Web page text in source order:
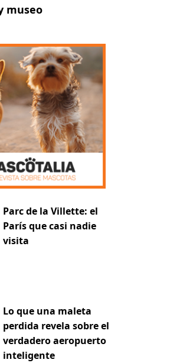
museo
Parc de la Villette: el
París que casi nadie
visita
Lo que una maleta
perdida revela sobre el
verdadero aeropuerto
inteligente